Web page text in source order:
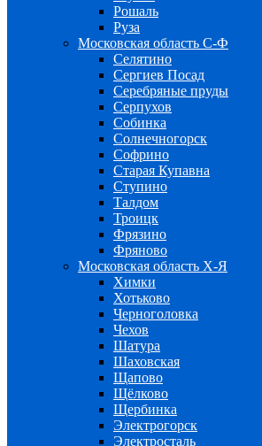
Рошаль
Руза
Московская область С-Ф
Селятино
Сергиев Посад
Серебряные пруды
Серпухов
Собинка
Солнечногорск
Софрино
Старая Купавна
Ступино
Талдом
Троицк
Фрязино
Фряново
Московская область Х-Я
Химки
Хотьково
Черноголовка
Чехов
Шатура
Шаховская
Щапово
Щёлково
Щербинка
Электрогорск
Электросталь